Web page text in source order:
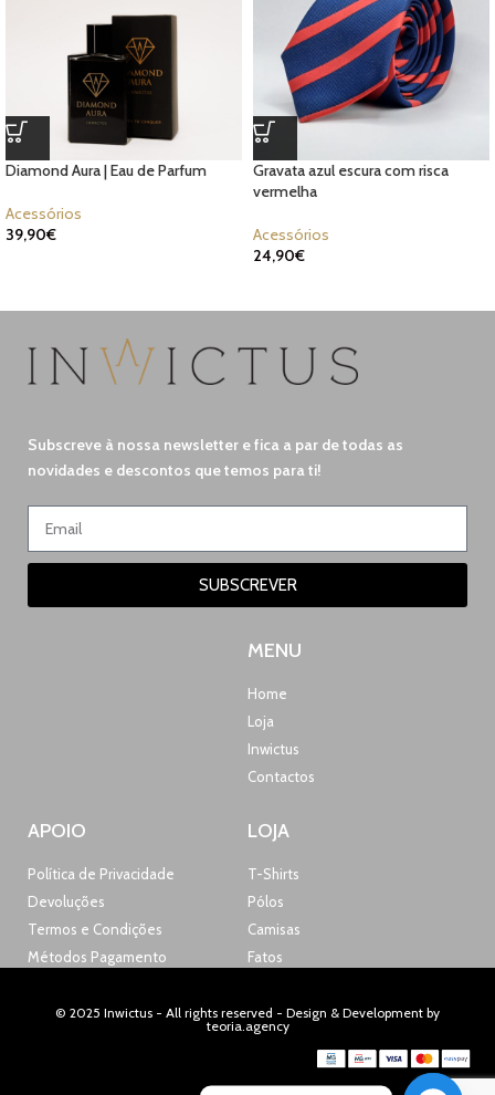
Diamond Aura | Eau de Parfum
Acessórios
39,90€
Gravata azul escura com risca
vermelha
Acessórios
24,90€
Subscreve à nossa newsletter e fica a par de todas as
novidades e descontos que temos para ti!
SUBSCREVER
MENU
Home
Loja
Inwictus
Contactos
APOIO
Política de Privacidade
Devoluções
Termos e Condições
Métodos Pagamento
LOJA
T-Shirts
Pólos
Camisas
Fatos
© 2025 Inwictus - All rights reserved - Design & Development by
teoria.agency